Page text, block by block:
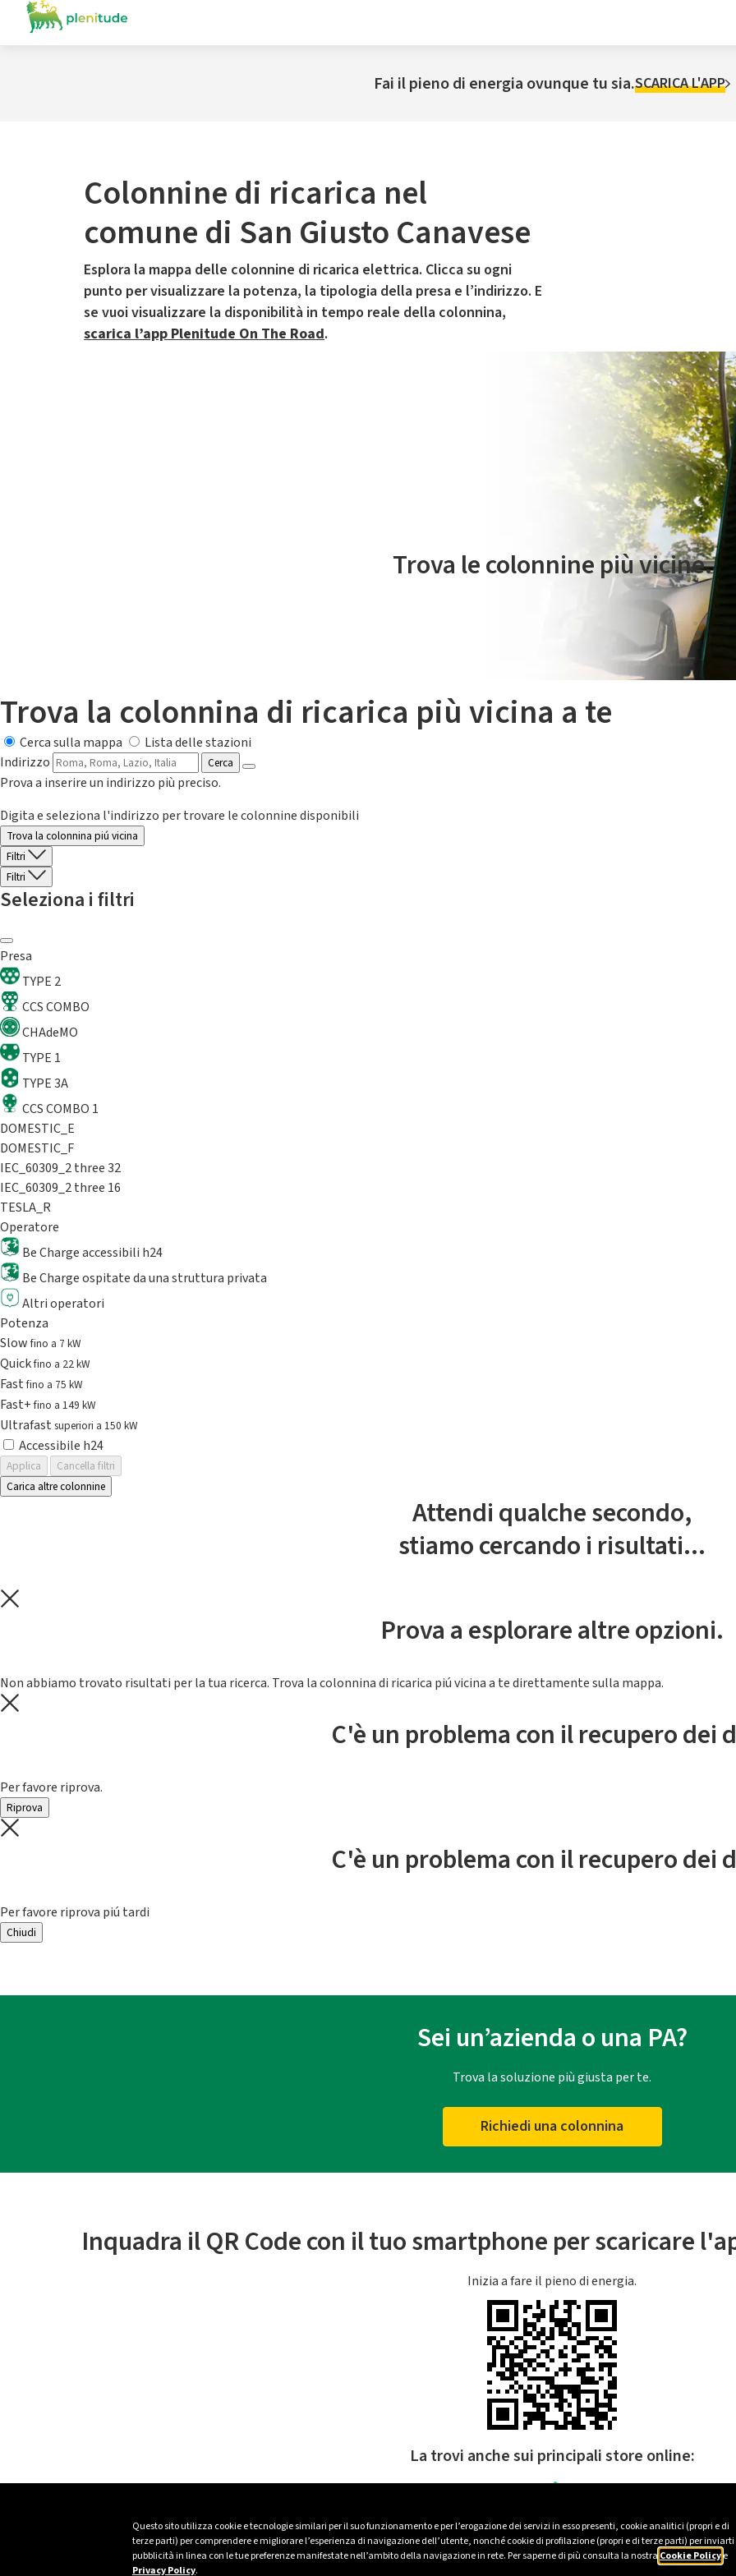
Questo sito utilizza cookie e tecnologie similari per il suo funzionamento e per l’erogazione dei servizi in esso presenti, cookie analitici (propri e di
terze parti) per comprendere e migliorare l’esperienza di navigazione dell’utente, nonché cookie di profilazione (propri e di terze parti) per inviarti
pubblicità in linea con le tue preferenze manifestate nell’ambito della navigazione in rete. Per saperne di più consulta la nostra Cookie Policye
Privacy Policy.
Fai il pieno di energia ovunque tu sia.SCARICA L'APP
Colonnine di ricarica nel
comune di San Giusto Canavese
Esplora la mappa delle colonnine di ricarica elettrica. Clicca su ogni
punto per visualizzare la potenza, la tipologia della presa e l’indirizzo. E
se vuoi visualizzare la disponibilità in tempo reale della colonnina,
scarica l’app Plenitude On The Road.
Il servizio di mobilità elettrica è gestito da Plenitude On The Road
Trova le colonnine più vicine.
Trova la colonnina di ricarica più vicina a te
Cerca sulla mappa
Lista delle stazioni
Indirizzo
Cerca
Prova a inserire un indirizzo più preciso.
Digita e seleziona l'indirizzo per trovare le colonnine disponibili
Trova la colonnina piú vicina
Filtri
Filtri
Seleziona i filtri
Presa
TYPE 2
CCS COMBO
CHAdeMO
TYPE 1
TYPE 3A
CCS COMBO 1
DOMESTIC_E
DOMESTIC_F
IEC_60309_2 three 32
IEC_60309_2 three 16
TESLA_R
Operatore
Be Charge accessibili h24
Be Charge ospitate da una struttura privata
Altri operatori
Potenza
Slowfino a 7 kW
Quickfino a 22 kW
Fastfino a 75 kW
Fast+fino a 149 kW
Ultrafast superiori a 150 kW
Accessibile h24
Applica
Cancella filtri
Carica altre colonnine
Attendi qualche secondo,
stiamo cercando i risultati...
Prova a esplorare altre opzioni.
Non abbiamo trovato risultati per la tua ricerca. Trova la colonnina di ricarica piú vicina a te direttamente sulla mappa.
C'è un problema con il recupero dei
Per favore riprova.
Riprova
C'è un problema con il recupero dei
Per favore riprova piú tardi
Chiudi
Sei un’azienda o una PA?
Trova la soluzione più giusta per te.
Richiedi una colonnina
Inquadra il QR Code con il tuo smartphone per scaricare
Inizia a fare il pieno di energia.
La trovi anche sui principali store online: